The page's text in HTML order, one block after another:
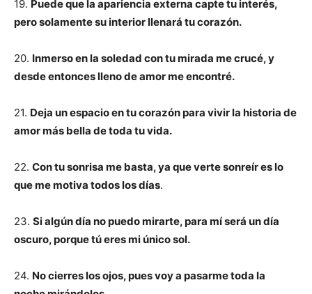
19. Puede que la apariencia externa capte tu interés,
pero solamente su interior llenará tu corazón.
20. Inmerso en la soledad con tu mirada me crucé, y
desde entonces lleno de amor me encontré.
21. Deja un espacio en tu corazón para vivir la historia de
amor más bella de toda tu vida.
22. Con tu sonrisa me basta, ya que verte sonreír es lo
que me motiva todos los días.
23. Si algún día no puedo mirarte, para mí será un día
oscuro, porque tú eres mi único sol.
24. No cierres los ojos, pues voy a pasarme toda la